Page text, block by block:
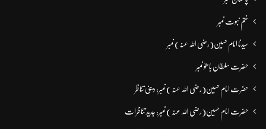
ختم نبوت نمبر
سیدنا امام حسین(رضی اللہ عنہ) نمبر
حضرت سلطان باھوؒ نمبر
حضرت امام حسین(رضی اللہ عنہ ) نمبر: دینی تناظر
حضرت امام حسین(رضی اللہ عنہ ) نمبر: جدید تناظرات